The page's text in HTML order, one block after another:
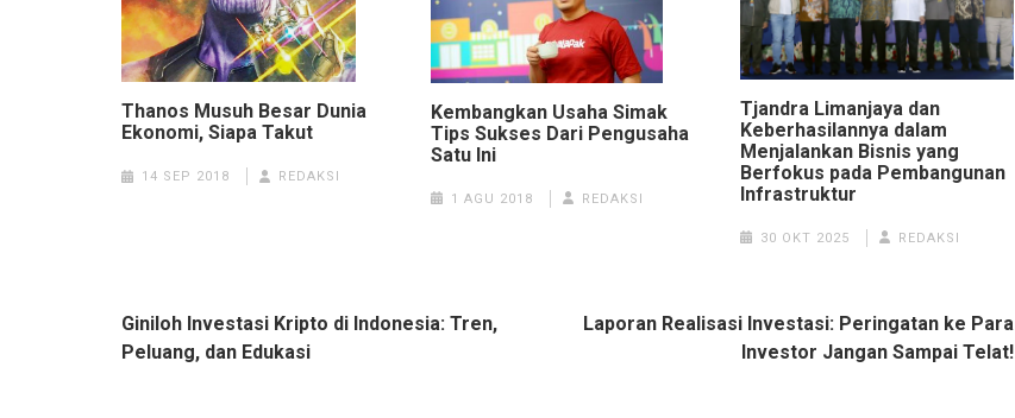
Thanos Musuh Besar Dunia
Ekonomi, Siapa Takut
14 SEP 2018 REDAKSI
Kembangkan Usaha Simak
Tips Sukses Dari Pengusaha
Satu Ini
1 AGU 2018 REDAKSI
Tjandra Limanjaya dan
Keberhasilannya dalam
Menjalankan Bisnis yang
Berfokus pada Pembangunan
Infrastruktur
30 OKT 2025 REDAKSI
Navigasi
pos
Giniloh Investasi Kripto di Indonesia: Tren,
Peluang, dan Edukasi
Laporan Realisasi Investasi: Peringatan ke Para
Investor Jangan Sampai Telat!